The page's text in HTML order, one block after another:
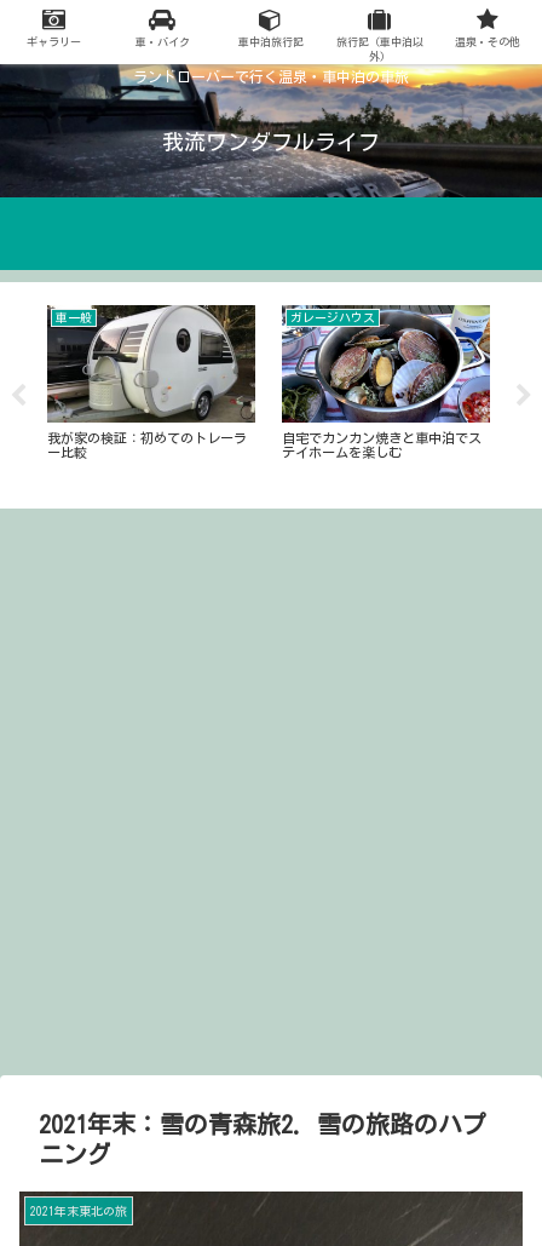
ランドローバーで行く温泉・車中泊の車旅
我流ワンダフルライフ
車一般
我が家の検証：初めてのトレーラ
ー比較
ガレージハウス
自宅でカンカン焼きと車中泊でス
テイホームを楽しむ
2021年末：雪の青森旅2. 雪の旅路のハプ
ニング
2021年末東北の旅
ギャラリー 車・バイク 車中泊旅行記
旅行記（車中泊以
外）
温泉・その他